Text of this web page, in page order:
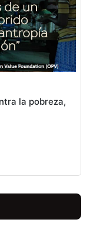
la pobreza,